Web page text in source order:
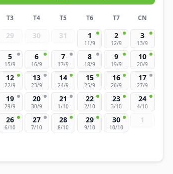
T3 T4 T5 T6 T7 CN
29 30 31 1
11/9
2
12/9
3
13/9
5
15/9
6
16/9
7
17/9
8
18/9
9
19/9
10
20/9
12
22/9
13
23/9
14
24/9
15
25/9
16
26/9
17
27/9
19
29/9
20
30/9
21
1/10
22
2/10
23
3/10
24
4/10
26
6/10
27
7/10
28
8/10
29
9/10
30
10/10
1